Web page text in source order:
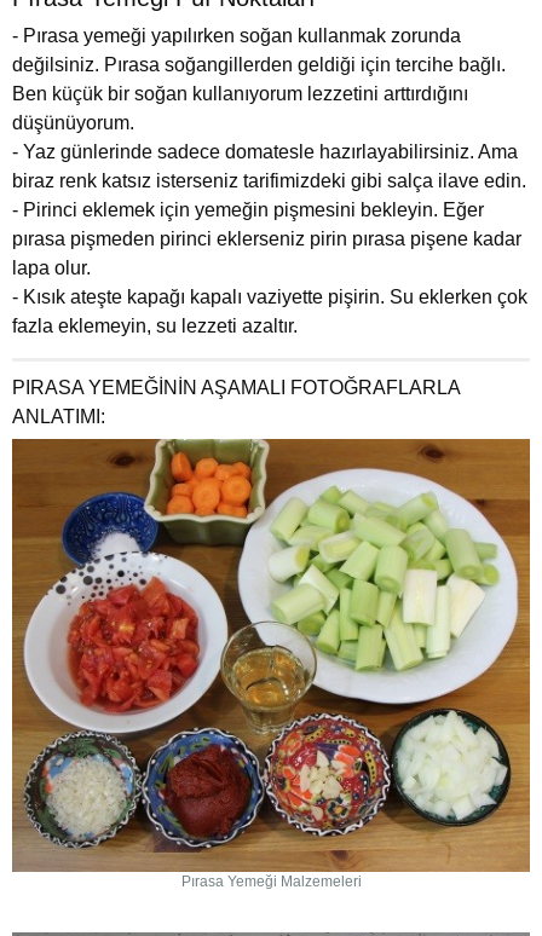
- Pırasa yemeği yapılırken soğan kullanmak zorunda
değilsiniz. Pırasa soğangillerden geldiği için tercihe bağlı.
Ben küçük bir soğan kullanıyorum lezzetini arttırdığını
düşünüyorum.
- Yaz günlerinde sadece domatesle hazırlayabilirsiniz. Ama
biraz renk katsız isterseniz tarifimizdeki gibi salça ilave edin.
- Pirinci eklemek için yemeğin pişmesini bekleyin. Eğer
pırasa pişmeden pirinci eklerseniz pirin pırasa pişene kadar
lapa olur.
- Kısık ateşte kapağı kapalı vaziyette pişirin. Su eklerken çok
fazla eklemeyin, su lezzeti azaltır.
PIRASA YEMEĞİNİN AŞAMALI FOTOĞRAFLARLA
ANLATIMI:
Pırasa Yemeği Malzemeleri